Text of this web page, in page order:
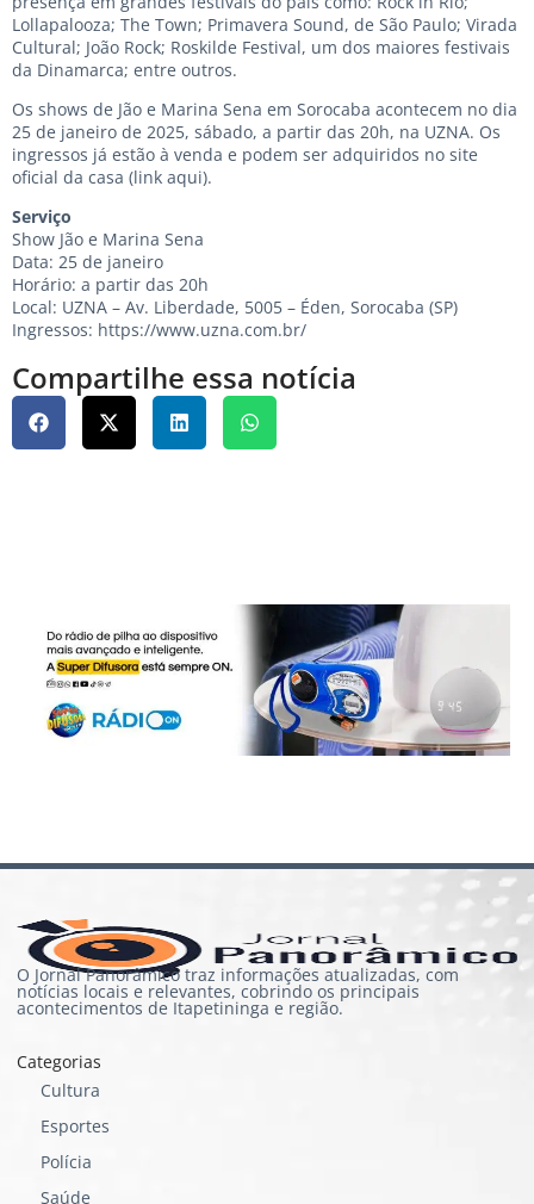
Lollapalooza; The Town; Primavera Sound, de São Paulo; Virada
Cultural; João Rock; Roskilde Festival, um dos maiores festivais
da Dinamarca; entre outros.
Os shows de Jão e Marina Sena em Sorocaba acontecem no dia
25 de janeiro de 2025, sábado, a partir das 20h, na UZNA. Os
ingressos já estão à venda e podem ser adquiridos no site
oficial da casa (link aqui).
Serviço
Show Jão e Marina Sena
Data: 25 de janeiro
Horário: a partir das 20h
Local: UZNA – Av. Liberdade, 5005 – Éden, Sorocaba (SP)
Ingressos: https://www.uzna.com.br/
Compartilhe essa notícia
O Jornal Panorâmico traz informações atualizadas, com
notícias locais e relevantes, cobrindo os principais
acontecimentos de Itapetininga e região.
Categorias
Cultura
Esportes
Polícia
Saúde